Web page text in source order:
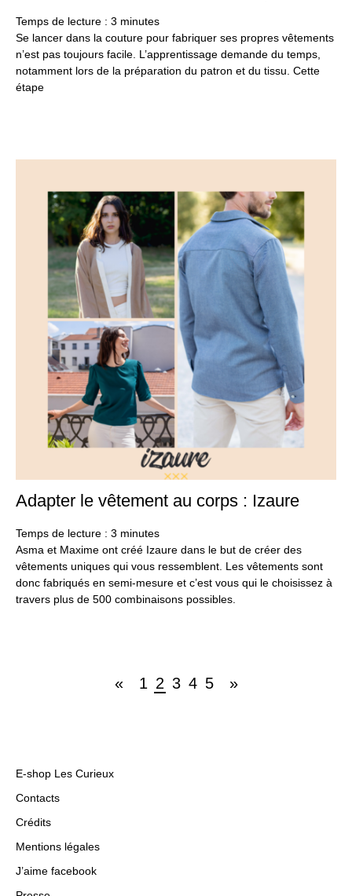
Temps de lecture : 3 minutes
Se lancer dans la couture pour fabriquer ses propres vêtements
n’est pas toujours facile. L’apprentissage demande du temps,
notamment lors de la préparation du patron et du tissu. Cette
étape
Adapter le vêtement au corps : Izaure
Temps de lecture : 3 minutes
Asma et Maxime ont créé Izaure dans le but de créer des
vêtements uniques qui vous ressemblent. Les vêtements sont
donc fabriqués en semi-mesure et c’est vous qui le choisissez à
travers plus de 500 combinaisons possibles.
« 1 2 3 4 5 »
E-shop Les Curieux
Contacts
Crédits
Mentions légales
J’aime facebook